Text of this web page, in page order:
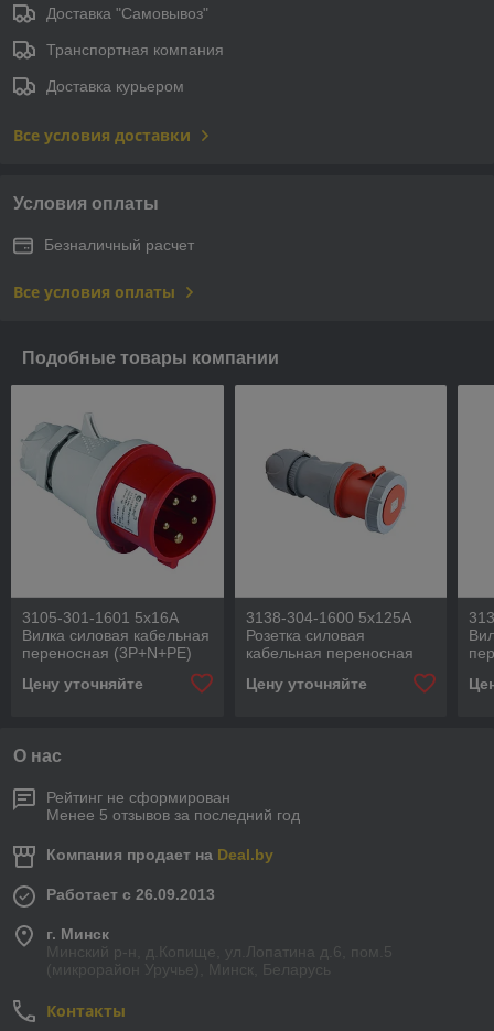
Доставка "Самовывоз"
Транспортная компания
Доставка курьером
Все условия доставки
Условия оплаты
Безналичный расчет
Все условия оплаты
Подобные товары компании
3105-301-1601 5x16A
Вилка силовая кабельная
переносная (3P+N+PE)
Турция
Цену уточняйте
3138-304-1600 5x125A
Розетка силовая
кабельная переносная
ELECTRIC, Турция
Цену уточняйте
О нас
Рейтинг не сформирован
Менее 5 отзывов за последний год
Компания продает на Deal.by
Работает с 26.09.2013
г. Минск
Минский р-н, д.Копище, ул.Лопатина д.6, пом.5
(микрорайон Уручье), Минск, Беларусь
Контакты